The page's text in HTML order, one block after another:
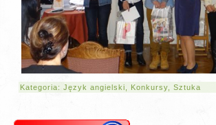
Kategoria:Język angielski Konkursy ,Sztuka